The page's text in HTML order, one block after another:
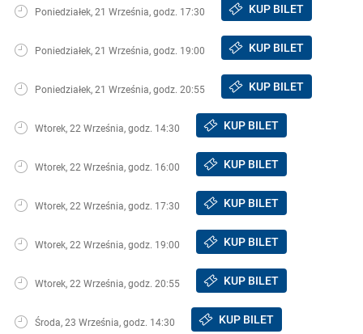
Poniedziałek, 21 Września, godz. 17:30 KUP BILET
Poniedziałek, 21 Września, godz. 19:00 KUP BILET
Poniedziałek, 21 Września, godz. 20:55 KUP BILET
Wtorek, 22 Września, godz. 14:30 KUP BILET
Wtorek, 22 Września, godz. 16:00 KUP BILET
Wtorek, 22 Września, godz. 17:30 KUP BILET
Wtorek, 22 Września, godz. 19:00 KUP BILET
Wtorek, 22 Września, godz. 20:55 KUP BILET
Środa, 23 Września, godz. 14:30 KUP BILET